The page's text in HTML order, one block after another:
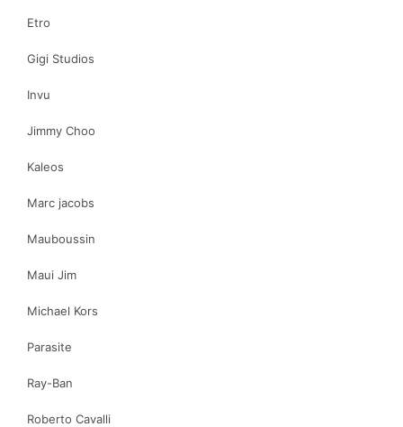
Etro
Gigi Studios
Invu
Jimmy Choo
Kaleos
Marc jacobs
Mauboussin
Maui Jim
Michael Kors
Parasite
Ray-Ban
Roberto Cavalli